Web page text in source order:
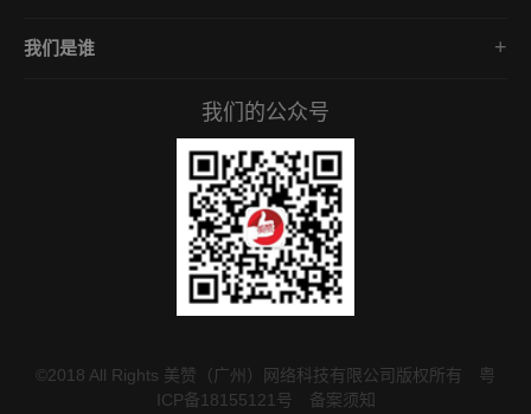
社交App开发
小程序案例精选
学习课堂
我们是谁
我们的公众号
©2018 All Rights 美赞（广州）网络科技有限公司版权所有
粤
ICP备18155121号
备案须知